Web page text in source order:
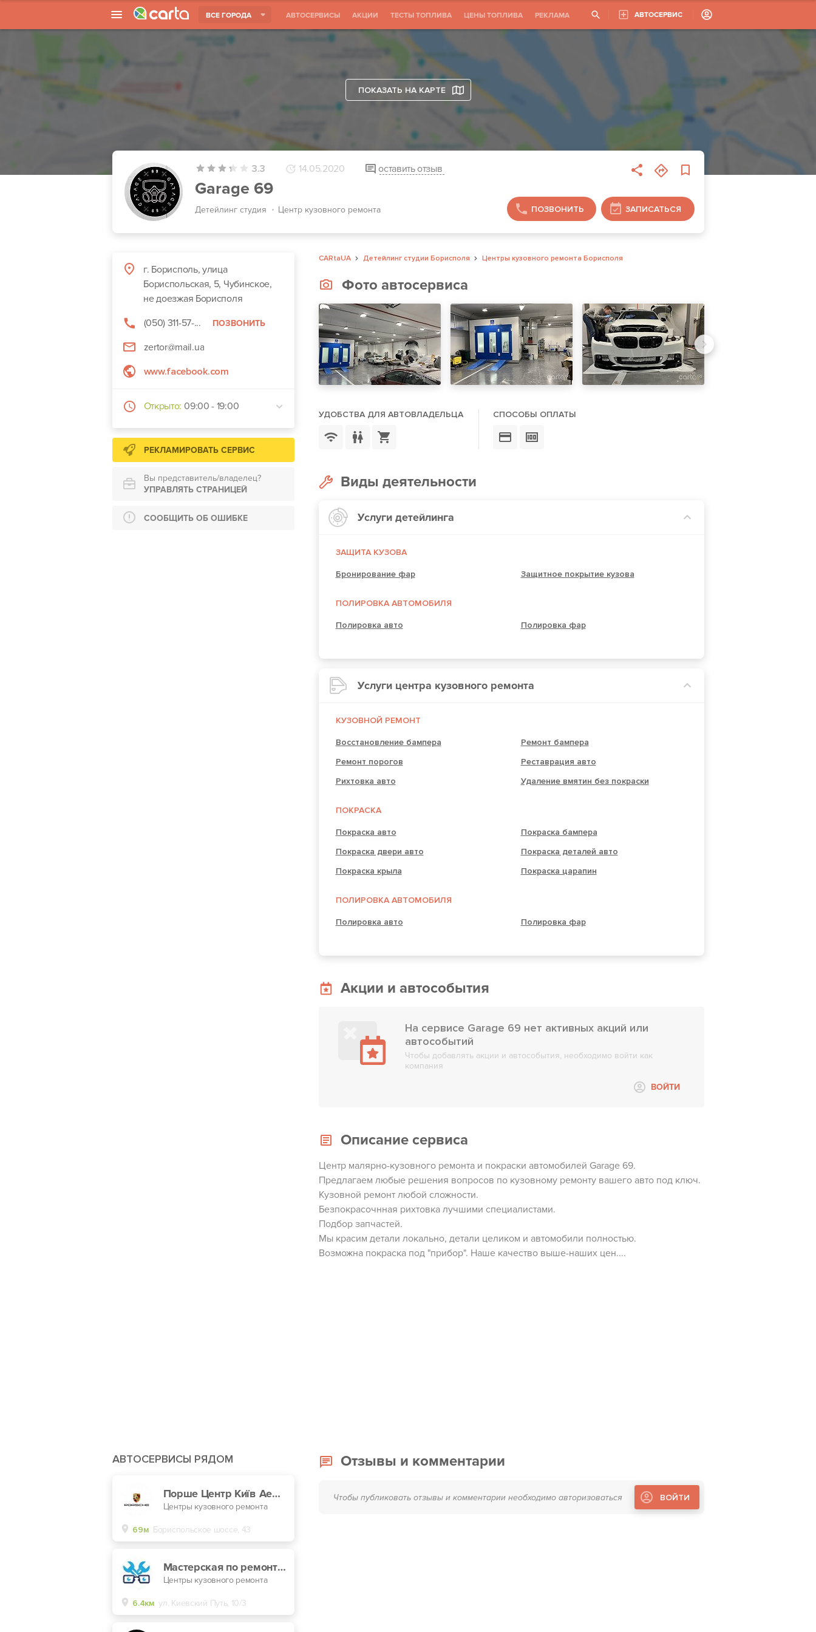
ВСЕ ГОРОДА АВТОСЕРВИСЫ АКЦИИ ТЕСТЫ ТОПЛИВА ЦЕНЫ ТОПЛИВА РЕКЛАМА АВТОСЕРВИС
ПОКАЗАТЬ НА КАРТЕ
3.3 14.05.2020 оставить отзыв
Garage 69
Детейлинг студия Центр кузовного ремонта ПОЗВОНИТЬ ЗАПИСАТЬСЯ
г. Борисполь, улица
Бориспольская, 5, Чубинское,
не доезжая Борисполя
(050) 311-57-...
ПОЗВОНИТЬ
zertor@mail.ua
www.facebook.com
Открыто: 09:00 - 19:00
РЕКЛАМИРОВАТЬ СЕРВИС
Вы представитель/владелец?
УПРАВЛЯТЬ СТРАНИЦЕЙ
СООБЩИТЬ ОБ ОШИБКЕ
CARtaUA Детейлинг студии Борисполя Центры кузовного ремонта Борисполя
Фото автосервиса
УДОБСТВА ДЛЯ АВТОВЛАДЕЛЬЦА СПОСОБЫ ОПЛАТЫ
Виды деятельности
Услуги детейлинга
ЗАЩИТА КУЗОВА
Бронирование фар Защитное покрытие кузова
ПОЛИРОВКА АВТОМОБИЛЯ
Полировка авто Полировка фар
Услуги центра кузовного ремонта
КУЗОВНОЙ РЕМОНТ
Восстановление бампера
Ремонт бампера
Ремонт порогов
Реставрация авто
Рихтовка авто
Удаление вмятин без покраски
ПОКРАСКА
Покраска авто
Покраска бампера
Покраска двери авто
Покраска деталей авто
Покраска крыла
Покраска царапин
ПОЛИРОВКА АВТОМОБИЛЯ
Полировка авто Полировка фар
Акции и автособытия
На сервисе Garage 69 нет активных акций или
автособытий
Чтобы добавлять акции и автособытия, необходимо войти как
компания
ВОЙТИ
Описание сервиса
Центр малярно-кузовного ремонта и покраски автомобилей Garage 69.
Предлагаем любые решения вопросов по кузовному ремонту вашего авто под ключ.
Кузовной ремонт любой сложности.
Безпокрасочнная рихтовка лучшими специалистами.
Подбор запчастей.
Мы красим детали локально, детали целиком и автомобили полностью.
Возможна покраска под "прибор". Наше качество выше-наших цен....
АВТОСЕРВИСЫ РЯДОМ
Порше Центр Київ Аеропорт
Центры кузовного ремонта
69м Бориспольское шоссе, 43
Мастерская по ремонту автомобильных стекол
Центры кузовного ремонта
6.4км ул. Киевский Путь, 10/3
Отзывы и комментарии
Чтобы публиковать отзывы и комментарии необходимо авторизоваться ВОЙТИ